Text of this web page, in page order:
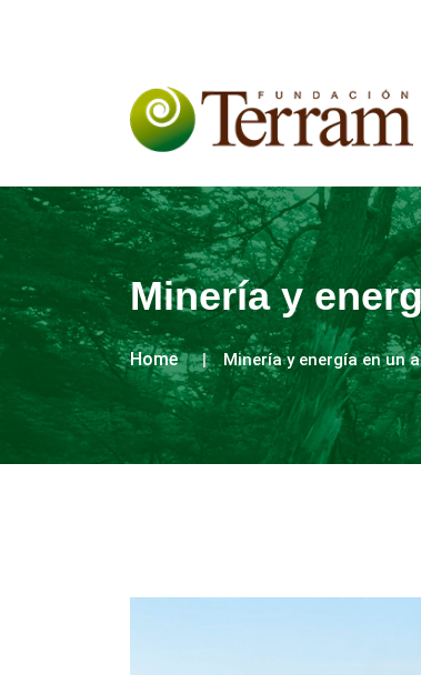
Minería y
Home Minería y energía en un